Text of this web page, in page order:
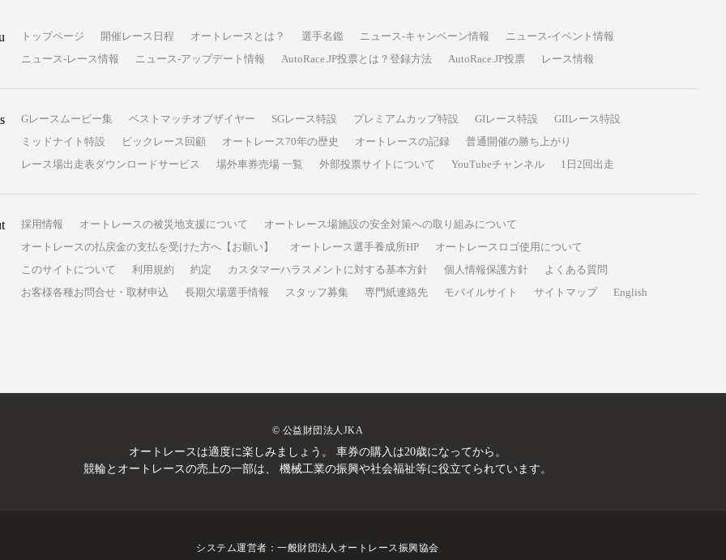
トップページ 開催レース日程 オートレースとは？ 選手名鑑 ニュース-キャンペーン情報
ニュース-イベント情報
ニュース-レース情報
ニュース-アップデート情報 AutoRace.JP投票とは？登録方法 AutoRace.JP投票 レース情報
Gレースムービー集 ベストマッチオブザイヤー SGレース特設 プレミアムカップ特設 GIレース特設
GIIレース特設
ミッドナイト特設
ビックレース回顧 オートレース70年の歴史 オートレースの記録
普通開催の勝ち上がり
レース場出走表ダウンロードサービス
場外車券売場 一覧 外部投票サイトについて YouTubeチャンネル 1日2回出走
採用情報 オートレースの被災地支援について
オートレース場施設の安全対策への取り組みについて
オートレースの払戻金の支払を受けた方へ【お願い】
オートレース選手養成所HP
オートレースロゴ使用について
このサイトについて
利用規約 約定 カスタマーハラスメントに対する基本方針 個人情報保護方針
よくある質問
お客様各種お問合せ・取材申込
長期欠場選手情報 スタッフ募集 専門紙連絡先 モバイルサイト サイトマップ English
© 公益財団法人JKA
オートレースは適度に楽しみましょう。
車券の購入は20歳になってから。
競輪とオートレースの売上の一部は、
機械工業の振興や社会福祉等に役立てられています。
システム運営者：一般財団法人オートレース振興協会